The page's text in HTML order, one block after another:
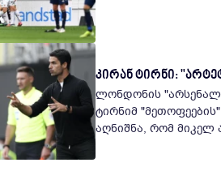
კირან ტირნი:
ლონდონის
ტირნიმ
აღნიშნა, რომ მიკელ